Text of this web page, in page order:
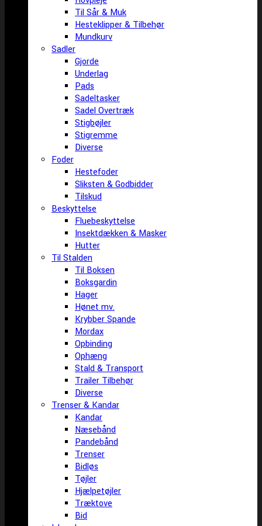
Til Sår & Muk
Hesteklipper & Tilbehør
Mundkurv
Sadler
Gjorde
Underlag
Pads
Sadeltasker
Sadel Overtræk
Stigbøjler
Stigremme
Diverse
Foder
Hestefoder
Sliksten & Godbidder
Tilskud
Beskyttelse
Fluebeskyttelse
Insektdækken & Masker
Hutter
Til Stalden
Til Boksen
Boksgardin
Hager
Hønet mv.
Krybber Spande
Mordax
Opbinding
Ophæng
Stald & Transport
Trailer Tilbehør
Diverse
Trenser & Kandar
Kandar
Næsebånd
Pandebånd
Trenser
Bidløs
Tøjler
Hjælpetøjler
Træktove
Bid